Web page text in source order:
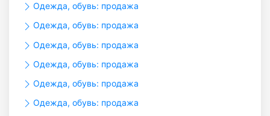
Одежда, обувь: продажа
Одежда, обувь: продажа
Одежда, обувь: продажа
Одежда, обувь: продажа
Одежда, обувь: продажа
Одежда, обувь: продажа